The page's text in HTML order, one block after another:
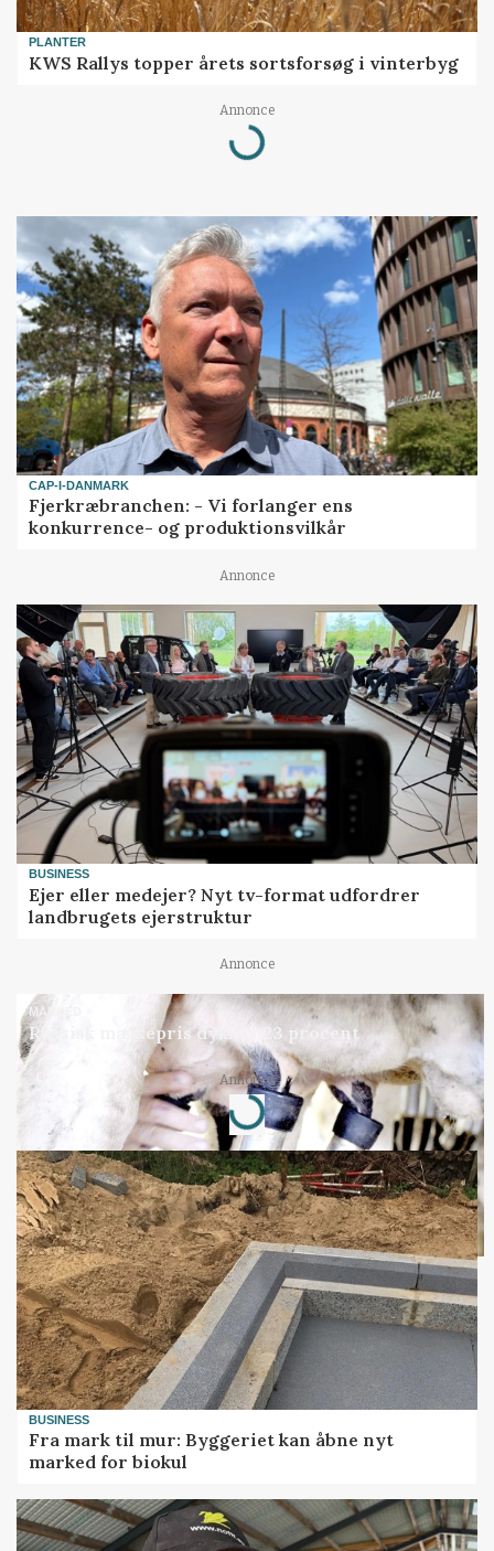
PLANTER
KWS Rallys topper årets sortsforsøg i vinterbyg
Annonce
Loading...
CAP-I-DANMARK
Fjerkræbranchen: - Vi forlanger ens
konkurrence- og produktionsvilkår
Annonce
BUSINESS
Ejer eller medejer? Nyt tv-format udfordrer
landbrugets ejerstruktur
Annonce
MARKED
Russisk mælkepris dykker 23 procent
Annonce
Loading...
BUSINESS
Fra mark til mur: Byggeriet kan åbne nyt
marked for biokul